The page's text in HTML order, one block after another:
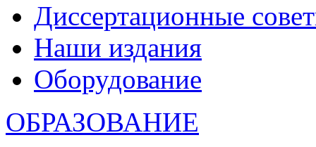
Диссертационные
Наши издания
Оборудование
ОБРАЗОВАНИЕ